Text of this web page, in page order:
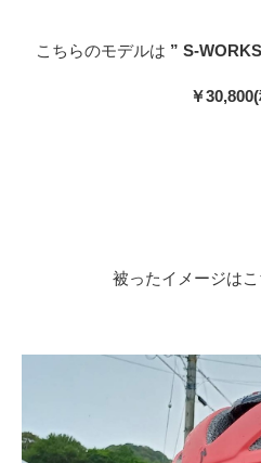
こちらのモデルは ” S-
￥30,800
被ったイメージはこ